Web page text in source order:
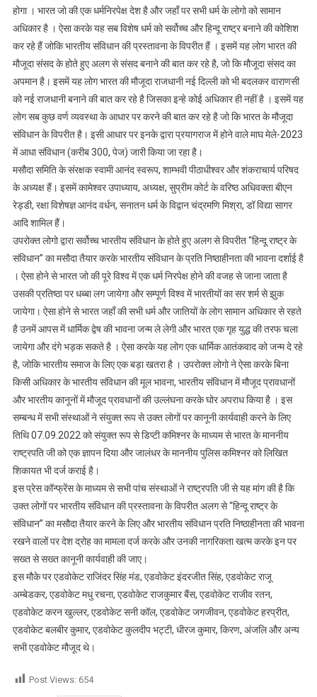
होगा । भारत जो की एक धर्मनिरपेक्ष देश है और जहाँ पर सभी धर्म के लोगो को सामान
अधिकार है । ऐसा करके यह सब विशेष धर्म को सर्वोच्च और हिन्दू राष्ट्र बनाने की कोशिश
कर रहे हैं जोकि भारतीय संविधान की प्रस्तावना के विपरीत हैं । इसमें यह लोग भारत की
मौजूदा संसद के होते हुए अलग से संसद बनाने की बात कर रहे है, जो कि मौजूदा संसद का
अपमान है। इसमें यह लोग भारत की मौजूदा राजधानी नई दिल्ली को भी बदलकर वाराणसी
को नई राजधानी बनाने की बात कर रहे है जिसका इन्हे कोई अधिकार ही नहीं है । इसमें यह
लोग सब कुछ वर्ण व्यवस्था के आधार पर करने की बात कर रहे है जो कि भारत के मौजूदा
संविधान के विपरीत है। इसी आधार पर इनके द्वारा प्रयागराज में होने वाले माघ मेले-2023
में आधा संविधान (करीब 300, पेज) जारी किया जा रहा है।
मसौदा समिति के संरक्षक स्वामी आनंद स्वरूप, शाम्भवी पीठाधीश्वर और शंकराचार्य परिषद
के अध्यक्ष हैं। इसमें कामेश्वर उपाध्याय, अध्यक्ष, सुप्रीम कोर्ट के वरिष्ठ अधिवक्ता बीएन
रेड्डी, रक्षा विशेषज्ञ आनंद वर्धन, सनातन धर्म के विद्वान चंद्रमणि मिश्रा, डॉ विद्या सागर
आदि शामिल हैं।
उपरोक्त लोगो द्वारा सर्वोच्च भारतीय संविधान के होते हुए अलग से विपरीत “हिन्दू राष्ट्र के
संविधान” का मसौदा तैयार करके भारतीय संविधान के प्रति निष्ठाहीनता की भावना दर्शाई है
। ऐसा होने से भारत जो की पूरे विश्व में एक धर्म निरपेक्ष होने की वजह से जाना जाता है
उसकी प्रतिष्ठा पर धब्बा लग जायेगा और सम्पूर्ण विश्व में भारतीयों का सर शर्म से झुक
जायेगा। ऐसा होने से भारत जहाँ की सभी धर्म और जातियों के लोग सामान अधिकार से रहते
है उनमें आपस में धार्मिक द्वेष की भावना जन्म ले लेगी और भारत एक गृह युद्ध की तरफ चला
जायेगा और दंगे भड़क सकते है । ऐसा करके यह लोग एक धार्मिक आतंकवाद को जन्म दे रहे
है, जोकि भारतीय समाज के लिए एक बड़ा खतरा है । उपरोक्त लोगो ने ऐसा करके बिना
किसी अधिकार के भारतीय संविधान की मूल भावना, भारतीय संविधान में मौजूद प्रावधानों
और भारतीय कानूनों में मौजूद प्रावधानों की उल्लंघना करके घोर अपराध किया है । इस
सम्बन्ध में सभी संस्थाओं ने संयुक्त रूप से उक्त लोगों पर कानूनी कार्यवाही करने के लिए
तिथि 07.09.2022 को संयुक्त रूप से डिप्टी कमिश्नर के माध्यम से भारत के माननीय
राष्ट्रपति जी को एक ज्ञापन दिया और जालंधर के माननीय पुलिस कमिश्नर को लिखित
शिकायत भी दर्ज कराई है।
इस प्रेस कॉन्फ्रेंस के माध्यम से सभी पांच संस्थाओं ने राष्ट्रपति जी से यह मांग की है कि
उक्त लोगों पर भारतीय संविधान की प्रस्तावना के विपरीत अलग से “हिन्दू राष्ट्र के
संविधान” का मसौदा तैयार करने के लिए और भारतीय संविधान प्रति निष्ठाहीनता की भावना
रखने वालों पर देश द्रोह का मामला दर्ज करके और उनकी नागरिकता खत्म करके इन पर
सख्त से सख्त कानूनी कार्यवाही की जाए।
इस मौके पर एडवोकेट राजिंदर सिंह मंड, एडवोकेट इंदरजीत सिंह, एडवोकेट राजू
अम्बेडकर, एडवोकेट मधु रचना, एडवोकेट राजकुमार बैंस, एडवोकेट राजीव रतन,
एडवोकेट करन खुल्लर, एडवोकेट सनी कॉल, एडवोकेट जगजीवन, एडवोकेट हरप्रीत,
एडवोकेट बलबीर कुमार, एडवोकेट कुलदीप भट्टी, धीरज कुमार, किरण, अंजलि और अन्य
सभी एडवोकेट मौजूद थे।
Post Views: 654